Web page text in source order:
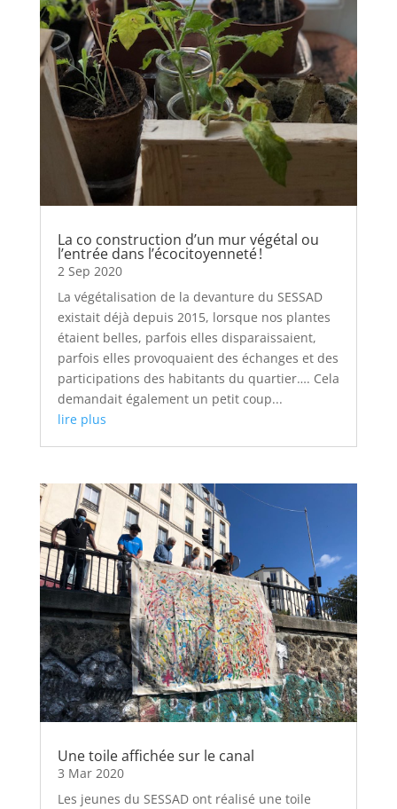
La co construction d’un mur végétal ou
l’entrée dans l’écocitoyenneté !
2 Sep 2020
La végétalisation de la devanture du SESSAD
existait déjà depuis 2015, lorsque nos plantes
étaient belles, parfois elles disparaissaient,
parfois elles provoquaient des échanges et des
participations des habitants du quartier…. Cela
demandait également un petit coup...
lire plus
Une toile affichée sur le canal
3 Mar 2020
Les jeunes du SESSAD ont réalisé une toile